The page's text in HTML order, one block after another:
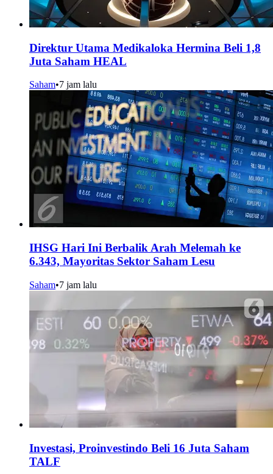
Direktur Utama Medikaloka Hermina Beli 1,8
Juta Saham HEAL
Saham•7 jam lalu
IHSG Hari Ini Berbalik Arah Melemah ke
6.343, Mayoritas Sektor Saham Lesu
Saham•7 jam lalu
Investasi, Proinvestindo Beli 16 Juta Saham
TALF